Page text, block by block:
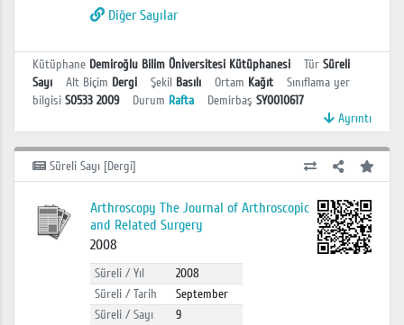
Diğer Sayılar
Kütüphane Demiroğlu Bilim Üniversitesi Kütüphanesi Tür Süreli
Sayı
Alt Biçim Dergi Şekil Basılı Ortam Kağıt
Sınıflama yer
bilgisi S0533 2009 Durum Rafta Demirbaş SY0010617
Ayrıntı
Süreli Sayı [Dergi]
Arthroscopy The Journal of Arthroscopic
and Related Surgery
2008
Süreli / Yıl
2008
Süreli / Tarih
September
Süreli / Sayı
9